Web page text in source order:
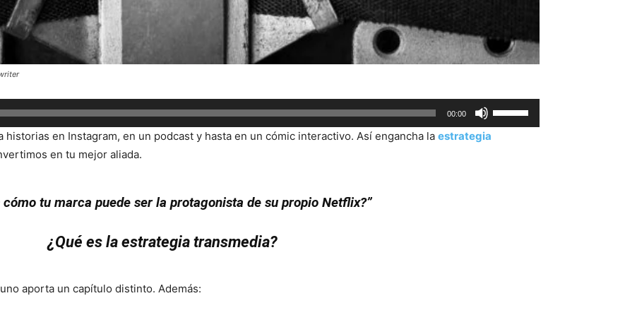
00:00
Up/Down
en Instagram, en un podcast y hasta en un cómic interactivo. Así engancha la estrategia
en tu mejor aliada.
cómo tu marca puede ser la protagonista de su propio Netflix?”
¿Qué es la estrategia transmedia?
aporta un capítulo distinto. Además: